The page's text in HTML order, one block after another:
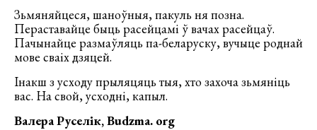
Зьмяняйцеся, шаноўныя, пакуль ня позна.
Пераставайце быць расейцамі ў вачах расейцаў.
Пачынайце размаўляць па-беларуску, вучыце роднай
мове сваіх дзяцей.
Інакш з усходу прыляцяць тыя, хто захоча зьмяніць
вас. На свой, усходні, капыл.
Валера Руселік, Budzma. org